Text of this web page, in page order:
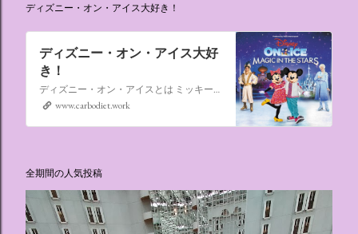
ディズニー・オン・アイス大好き！
ディズニー・オン・アイス大好
き！
ディズニー・オン・アイスとは ミッキーマウスやミニーマウスをはじめ、たくさんのディズニーキャラクターが登場し、世代を超えて愛され続けている、氷の上のミュージカルショーです。
www.carbodiet.work
全期間の人気投稿